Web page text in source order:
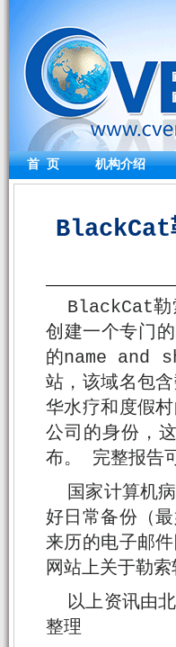
首 页 机构介绍
BlackCat
BlackCat勒
创建一个专门
的name and
站，该域名包
华水疗和度假
公司的身份，
布。 完整报
国家计算机
好日常备份（
来历的电子邮
网站上关于勒索
以上资讯由
整理